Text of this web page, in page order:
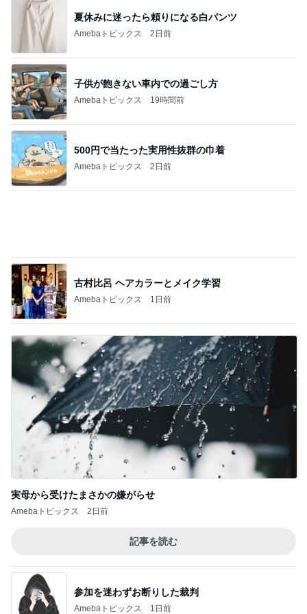
500円で当たった実用性抜群の巾着
Amebaトピックス 2日前
古村比呂 ヘアカラーとメイク学習
Amebaトピックス 1日前
実母から受けたまさかの嫌がらせ
Amebaトピックス 2日前
記事を読む
参加を迷わずお断りした裁判
Amebaトピックス